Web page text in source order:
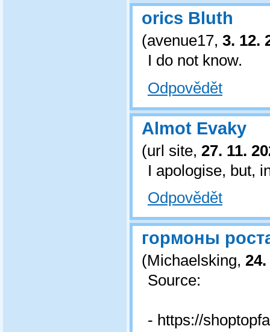
orics Bluth
(avenue17, 3. 12.
I do not know.
Odpovědět
Almot Evaky
(url site, 27. 11.
I apologise, but,
Odpovědět
гормоны
(Michaelsking, 24.
Source:
- https://